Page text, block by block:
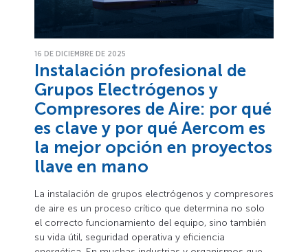
16 DE DICIEMBRE DE 2025
Instalación profesional de
Grupos Electrógenos y
Compresores de Aire: por qué
es clave y por qué Aercom es
la mejor opción en proyectos
llave en mano
La instalación de grupos electrógenos y compresores
de aire es un proceso crítico que determina no solo
el correcto funcionamiento del equipo, sino también
su vida útil, seguridad operativa y eficiencia